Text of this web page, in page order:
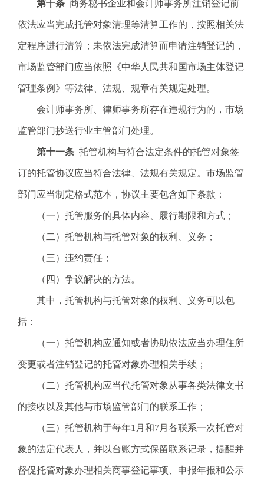
第十条 商务秘书企业和会计师事务所注销登记前
依法应当完成托管对象清理等清算工作的，按照相关法
定程序进行清算；未依法完成清算而申请注销登记的，
市场监管部门应当依照《中华人民共和国市场主体登记
管理条例》等法律、法规、规章有关规定处理。
会计师事务所、律师事务所存在违规行为的，市场
监管部门抄送行业主管部门处理。
第十一条 托管机构与符合法定条件的托管对象签
订的托管协议应当符合法律、法规有关规定。市场监管
部门应当制定格式范本，协议主要包含如下条款：
（一）托管服务的具体内容、履行期限和方式；
（二）托管机构与托管对象的权利、义务；
（三）违约责任；
（四）争议解决的方法。
其中，托管机构与托管对象的权利、义务可以包
括：
（一）托管机构应通知或者协助依法应当办理住所
变更或者注销登记的托管对象办理相关手续；
（二）托管机构应当代托管对象从事各类法律文书
的接收以及其他与市场监管部门的联系工作；
（三）托管机构于每年1月和7月各联系一次托管对
象的法定代表人，并以台账方式保留联系记录，提醒并
督促托管对象办理相关商事登记事项、申报年报和公示